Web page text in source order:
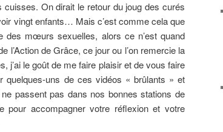
On dirait le retour du joug des curés
vingt enfants… Mais c’est comme cela que
des mœurs sexuelles, alors ce n’est quand
l’Action de Grâce, ce jour ou l’on remercie la
j’ai le goût de me faire plaisir et de vous faire
quelques-uns de ces vidéos « brûlants » et
passent pas dans nos bonnes stations de
accompagner votre réflexion et votre